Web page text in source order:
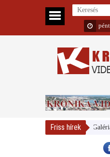
Friss hírek
Magyar Nemzeti Galéria